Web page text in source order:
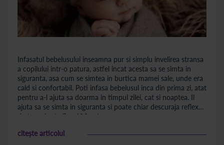
Infasatul bebelusului inseamna pur si simplu invelirea stransa
a copilului intr-o patura, astfel incat acesta sa se simta in
siguranta, asa cum se simtea in burtica mamei sale, unde era
cald si confortabil. Poti infasa bebelusul inca din prima zi, atat
pentru a-l ajuta sa doarma in timpul zilei, cat si noaptea. Il
ajuta sa se simta in siguranta si poate chiar descuraja reflexul
de tresarire (reflexul Moro).
citește articolul